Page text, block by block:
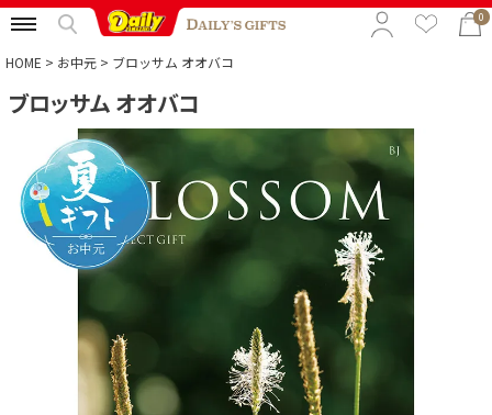
0
特集から選ぶ
予算から選ぶ
カテゴリから選ぶ
贈る相手から選ぶ
HOME お中元 ブロッサム オオバコ
ブロッサム オオバコ